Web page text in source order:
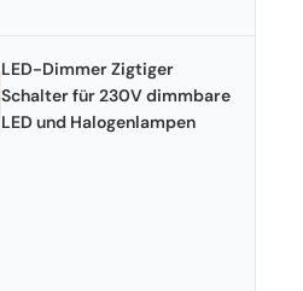
LED-Dimmer Zigtiger
Schalter für 230V dimmbare
LED und Halogenlampen